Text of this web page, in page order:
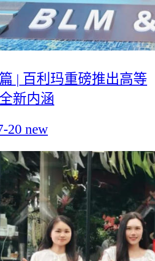
| 百利玛重磅推出高等
新内涵
20 new